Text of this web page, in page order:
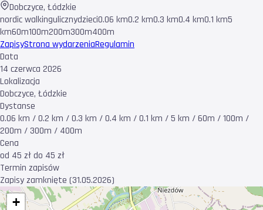
Dobczyce, Łódzkie
nordic walkingulicznydzieci0.06 km0.2 km0.3 km0.4 km0.1 km5
km60m100m200m300m400m
ZapisyStrona wydarzeniaRegulamin
Data
14 czerwca 2026
Lokalizacja
Dobczyce, Łódzkie
Dystanse
0.06 km / 0.2 km / 0.3 km / 0.4 km / 0.1 km / 5 km / 60m / 100m /
200m / 300m / 400m
Cena
od 45 zł do 45 zł
Termin zapisów
Zapisy zamknięte (31.05.2026)
+